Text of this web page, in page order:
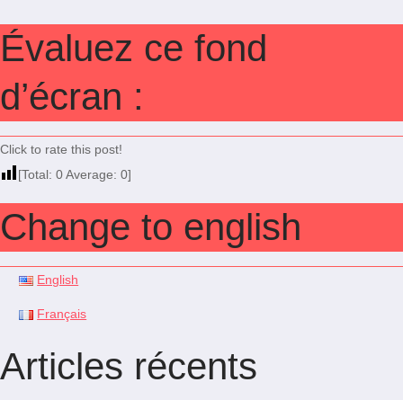
Évaluez ce fond
d’écran :
Click to rate this post!
[Total: 0Average: 0]
Change to english
English
Français
Articles récents